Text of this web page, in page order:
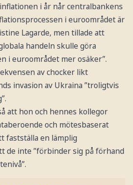
i år når centralbankens
i euroområdet är
Lagarde, men tillade att
handeln skulle göra
i euroområdet mer osäker”.
av chocker likt
invasion av Ukraina ”troligtvis
att hon och hennes kollegor
och mötesbaserat
fastställa en lämplig
de inte ”förbinder sig på förhand